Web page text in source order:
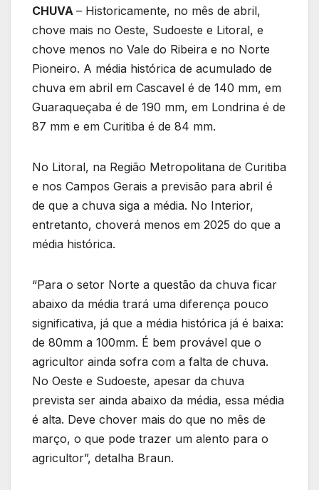
CHUVA – Historicamente, no mês de abril,
chove mais no Oeste, Sudoeste e Litoral, e
chove menos no Vale do Ribeira e no Norte
Pioneiro. A média histórica de acumulado de
chuva em abril em Cascavel é de 140 mm, em
Guaraqueçaba é de 190 mm, em Londrina é de
87 mm e em Curitiba é de 84 mm.
No Litoral, na Região Metropolitana de Curitiba
e nos Campos Gerais a previsão para abril é
de que a chuva siga a média. No Interior,
entretanto, choverá menos em 2025 do que a
média histórica.
“Para o setor Norte a questão da chuva ficar
abaixo da média trará uma diferença pouco
significativa, já que a média histórica já é baixa:
de 80mm a 100mm. É bem provável que o
agricultor ainda sofra com a falta de chuva.
No Oeste e Sudoeste, apesar da chuva
prevista ser ainda abaixo da média, essa média
é alta. Deve chover mais do que no mês de
março, o que pode trazer um alento para o
agricultor”, detalha Braun.